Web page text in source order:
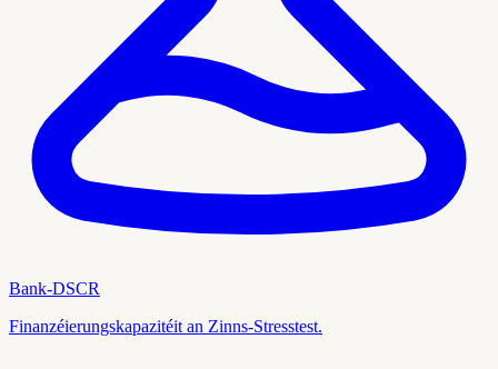
Bank-DSCR
Finanzéierungskapazitéit an Zinns-Stresstest.